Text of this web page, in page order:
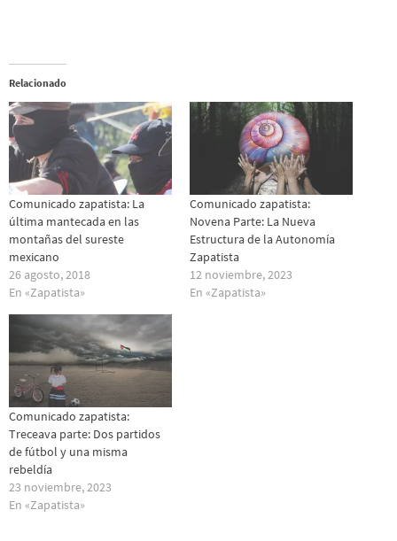
Relacionado
Comunicado zapatista: La
última mantecada en las
montañas del sureste
mexicano
26 agosto, 2018
En «Zapatista»
Comunicado zapatista:
Novena Parte: La Nueva
Estructura de la Autonomía
Zapatista
12 noviembre, 2023
En «Zapatista»
Comunicado zapatista:
Treceava parte: Dos partidos
de fútbol y una misma
rebeldía
23 noviembre, 2023
En «Zapatista»